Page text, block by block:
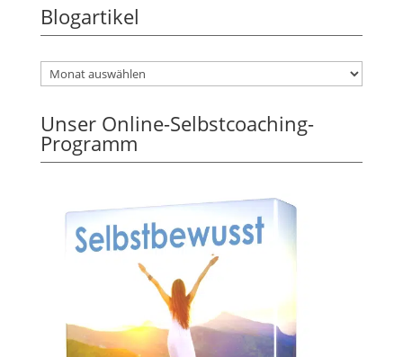
Blogartikel
Unser Online-Selbstcoaching-
Programm